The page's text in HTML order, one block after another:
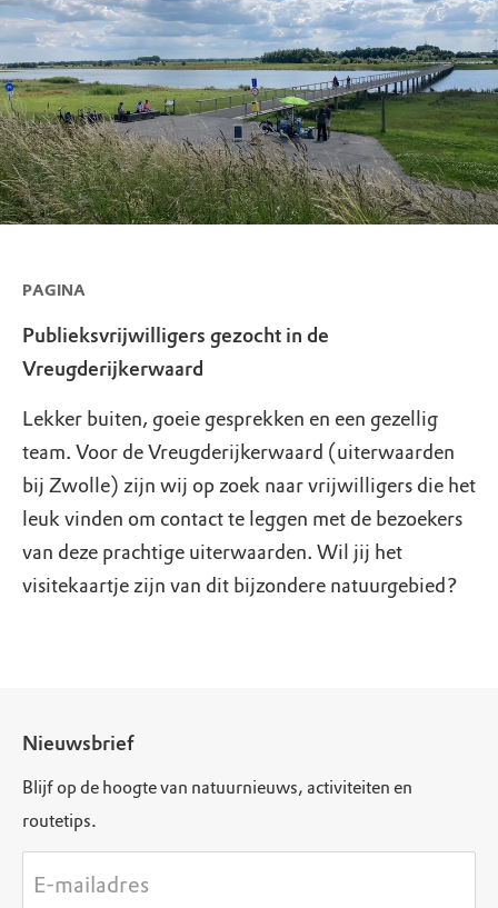
PAGINA
Publieksvrijwilligers gezocht in de
Vreugderijkerwaard
Lekker buiten, goeie gesprekken en een gezellig
team. Voor de Vreugderijkerwaard (uiterwaarden
bij Zwolle) zijn wij op zoek naar vrijwilligers die het
leuk vinden om contact te leggen met de bezoekers
van deze prachtige uiterwaarden. Wil jij het
visitekaartje zijn van dit bijzondere natuurgebied?
Nieuwsbrief
Blijf op de hoogte van natuurnieuws, activiteiten en
routetips.
E-mailadres